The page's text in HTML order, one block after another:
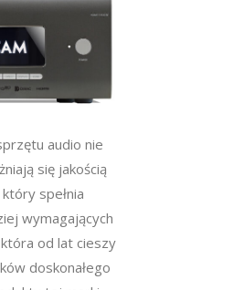
audio nie
się jakością
spełnia
wymagających
od lat cieszy
doskonałego